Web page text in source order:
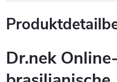
Dr.nek